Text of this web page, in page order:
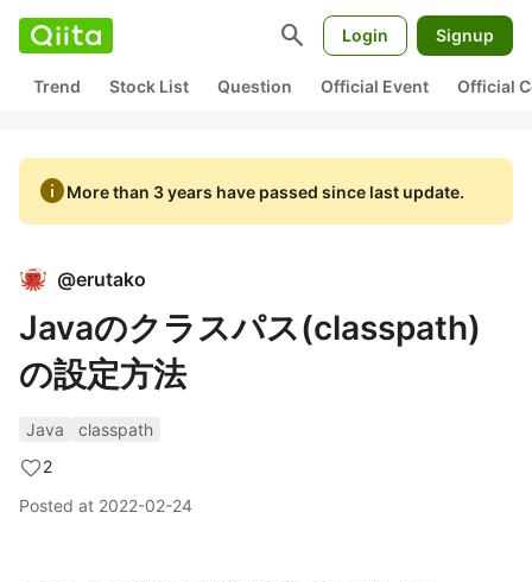
search Login Signup
Trend Stock List Question Official Event Official
infoMore than 3 years have passed since last update.
@erutako
Javaのクラスパス(classpath)
の設定方法
Java
classpath
2
Posted at 2022-02-24